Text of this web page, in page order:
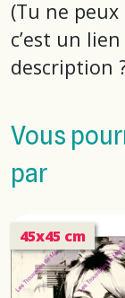
(Tu ne
c’est un
description
Vous
par
45x45 cm